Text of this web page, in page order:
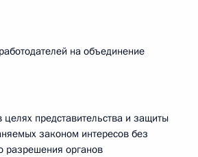
на объединение
целях представительства и защиты
законом интересов без
разрешения органов